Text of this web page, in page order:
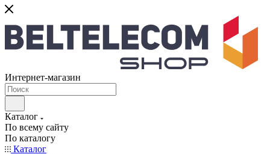
Интернет-магазин
Каталог
По всему сайту
По каталогу
Каталог